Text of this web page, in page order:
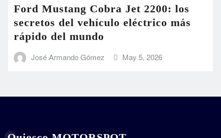
Ford Mustang Cobra Jet 2200: los
secretos del vehículo eléctrico más
rápido del mundo
José Armando Gómez May 5, 2026